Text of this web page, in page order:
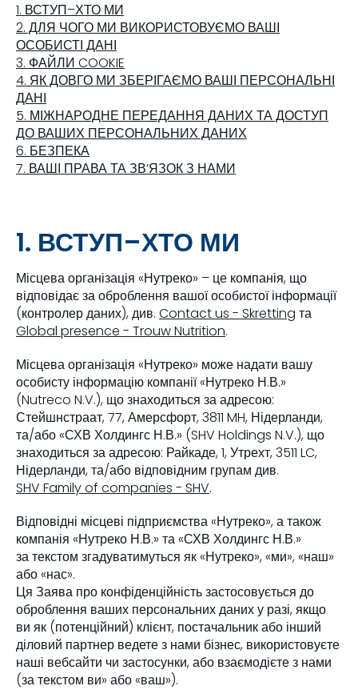
1. ВСТУП–ХТО МИ
2. ДЛЯ ЧОГО МИ ВИКОРИСТОВУЄМО ВАШІ
ОСОБИСТІ ДАНІ
3. ФАЙЛИ COOKIE
4. ЯК ДОВГО МИ ЗБЕРІГАЄМО ВАШІ ПЕРСОНАЛЬНІ
ДАНІ
5. МІЖНАРОДНЕ ПЕРЕДАННЯ ДАНИХ ТА ДОСТУП
ДО ВАШИХ ПЕРСОНАЛЬНИХ ДАНИХ
6. БЕЗПЕКА
7. ВАШІ ПРАВА ТА ЗВ’ЯЗОК З НАМИ
1. ВСТУП–ХТО МИ
Місцева організація «Нутреко» – це компанія, що
відповідає за оброблення вашої особистої інформації
(контролер даних), див. Contact us - Skretting та
Global presence - Trouw Nutrition.
Місцева організація «Нутреко» може надати вашу
особисту інформацію компанії «Нутреко Н.В.»
(Nutreco N.V.), що знаходиться за адресою:
Стейшнстраат, 77, Амерсфорт, 3811 MH, Нідерланди,
та/або «СХВ Холдингс Н.В.» (SHV Holdings N.V.), що
знаходиться за адресою: Райкаде, 1, Утрехт, 3511 LC,
Нідерланди, та/або відповідним групам див.
SHV Family of companies - SHV.
Відповідні місцеві підприємства «Нутреко», а також
компанія «Нутреко Н.В.» та «СХВ Холдингс Н.В.»
за текстом згадуватимуться як «Нутреко», «ми», «наш»
або «нас».
Ця Заява про конфіденційність застосовується до
оброблення ваших персональних даних у разі, якщо
ви як (потенційний) клієнт, постачальник або інший
діловий партнер ведете з нами бізнес, використовуєте
наші вебсайти чи застосунки, або взаємодієте з нами
(за текстом ви» або «ваш»).